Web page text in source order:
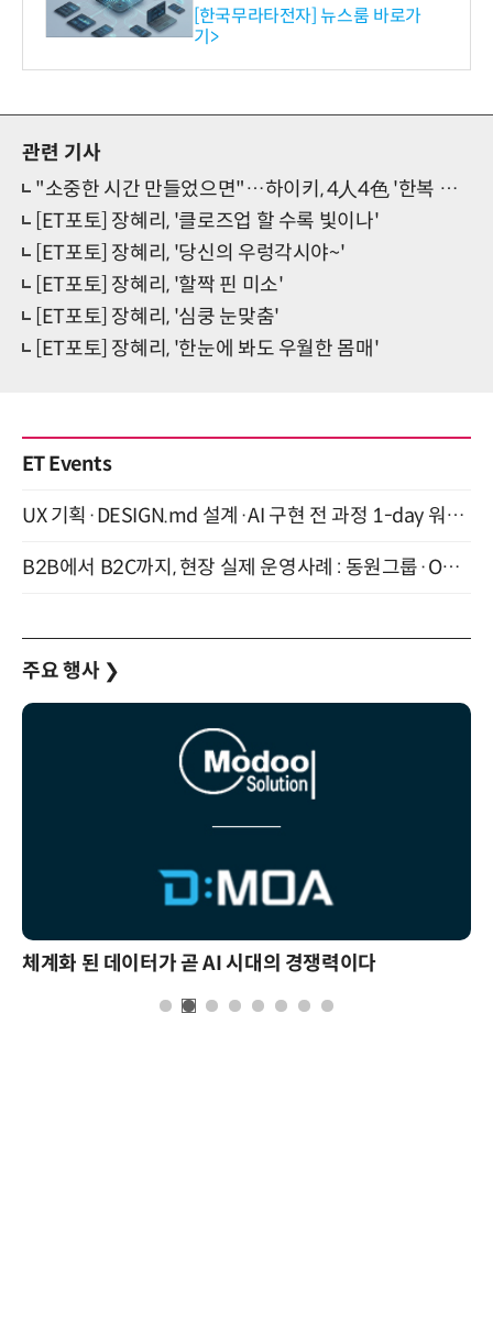
공…73개 제품 카테고리로
확대
[한국무라타전자] 뉴스룸 바로가
기>
관련 기사
"소중한 시간 만들었으면"…하이키, 4人4色 '한복 자태' 눈길
[ET포토] 장혜리, '클로즈업 할 수록 빛이나'
[ET포토] 장혜리, '당신의 우렁각시야~'
[ET포토] 장혜리, '할짝 핀 미소'
[ET포토] 장혜리, '심쿵 눈맞춤'
[ET포토] 장혜리, '한눈에 봐도 우월한 몸매'
ET Events
UX 기획·DESIGN.md 설계·AI 구현 전 과정 1-day 워크숍 with Claude Code·Codex 9월 15일 개최
B2B에서 B2C까지, 현장 실제 운영사례 : 동원그룹·OCI·다이닝브랜즈그룹·당근 (8/27)
주요 행사 ❯
체계화 된 데이터가 곧 AI 시대의 경쟁력이다